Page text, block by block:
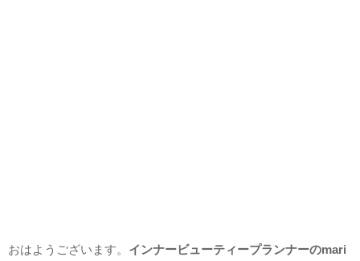
おはようございます。 インナービューティープランナーのmari